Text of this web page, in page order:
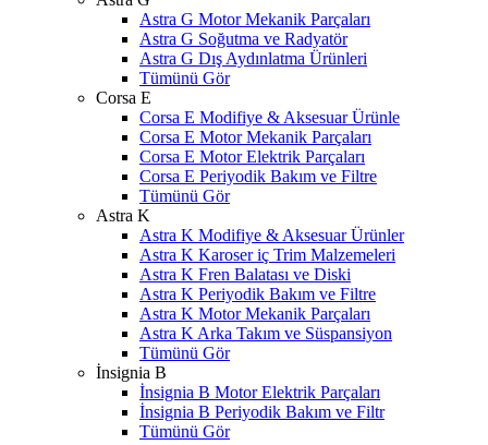
Astra G Motor Mekanik Parçaları
Astra G Soğutma ve Radyatör
Astra G Dış Aydınlatma Ürünleri
Tümünü Gör
Corsa E
Corsa E Modifiye & Aksesuar Ürünle
Corsa E Motor Mekanik Parçaları
Corsa E Motor Elektrik Parçaları
Corsa E Periyodik Bakım ve Filtre
Tümünü Gör
Astra K
Astra K Modifiye & Aksesuar Ürünler
Astra K Karoser iç Trim Malzemeleri
Astra K Fren Balatası ve Diski
Astra K Periyodik Bakım ve Filtre
Astra K Motor Mekanik Parçaları
Astra K Arka Takım ve Süspansiyon
Tümünü Gör
İnsignia B
İnsignia B Motor Elektrik Parçaları
İnsignia B Periyodik Bakım ve Filtr
Tümünü Gör